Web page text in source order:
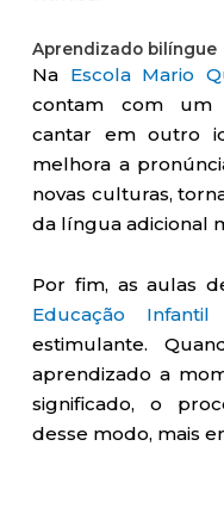
Aprendizado bilíngue
Na Escola Mario
contam com um
cantar em outro
melhora a
novas culturas,
da língua adicional
Por fim, as aulas
Educação Infantil
estimulante.
aprendizado a
significado, o
desse modo, mais